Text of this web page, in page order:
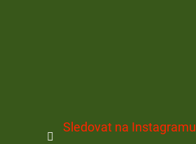
Sledovat na Instagramu